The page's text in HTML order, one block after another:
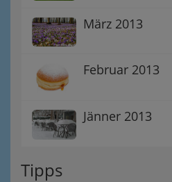
März 2013
Februar 2013
Jänner 2013
Tipps